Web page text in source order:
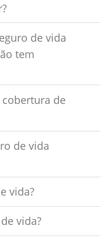
de vida
tem
de
de vida
vida?
vida?